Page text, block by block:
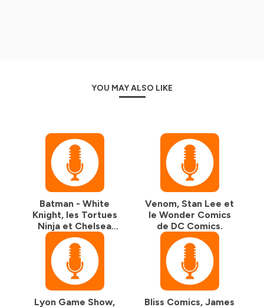
YOU MAY ALSO LIKE
Batman - White
Knight, les Tortues
Ninja et Chelsea
Cain
Venom, Stan Lee et
le Wonder Comics
de DC Comics.
Lyon Game Show, Bliss Comics, James